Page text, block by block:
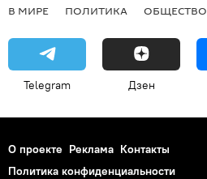
В МИРЕ ПОЛИТИКА ОБЩЕСТВО
Telegram Дзен
О проекте Реклама Контакты
Политика конфиденциальности